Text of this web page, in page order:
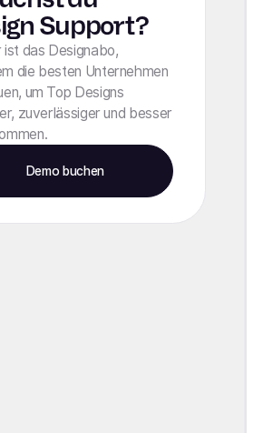
Support?
ist das Designabo,
die besten Unternehmen
um Top Designs
zuverlässiger und besser
Demo buchen